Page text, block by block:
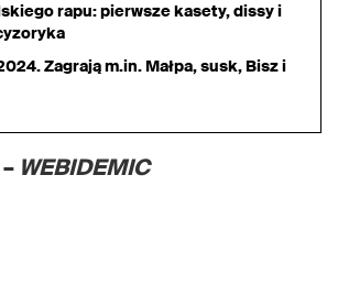
rapu: pierwsze kasety, dissy i
Zagrają m.in. Małpa, susk, Bisz i
WEBIDEMIC